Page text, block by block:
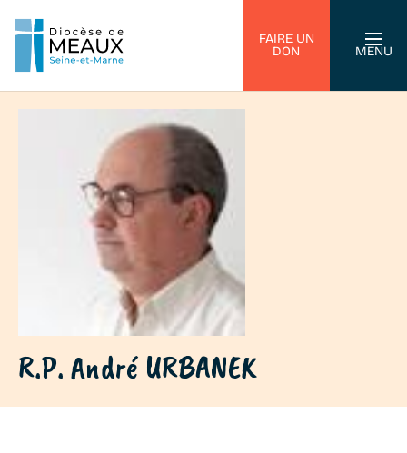
FAIRE UN
DON
MENU
R.P. André URBANEK